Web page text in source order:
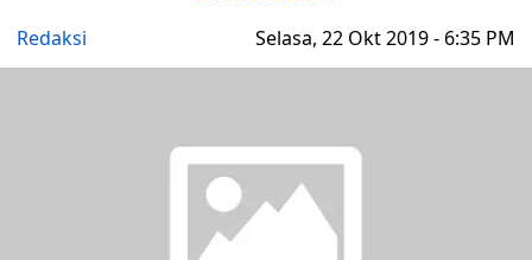
Redaksi Selasa, 22 Okt 2019 - 6:35 PM